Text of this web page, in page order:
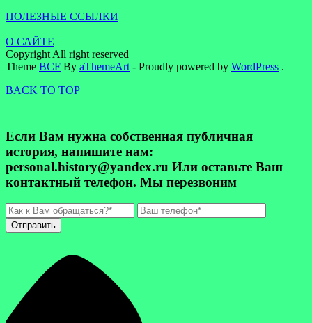
ПОЛЕЗНЫЕ ССЫЛКИ
О САЙТЕ
Copyright All right reserved
Theme BCF By aThemeArt - Proudly powered by WordPress .
BACK TO TOP
Если Вам нужна собственная публичная
история, напишите нам:
personal.history@yandex.ru Или оставьте Ваш
контактный телефон. Мы перезвоним
Отправить